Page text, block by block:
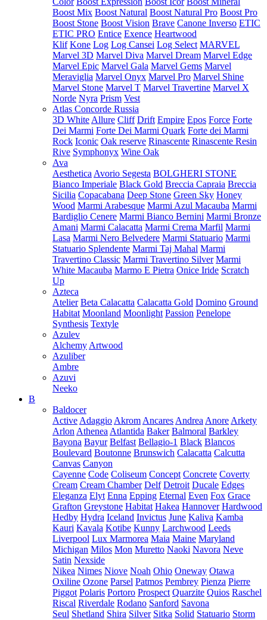
Boost Mix Boost Natural Boost Natural Pro Boost Pro
Boost Stone Boost Vision Brave Canone Inverso ETIC
ETIC PRO Entice Exence Heartwood
Klif Kone Log Log Cansei Log Select MARVEL
Marvel 3D Marvel Diva Marvel Dream Marvel Edge
Marvel Epic Marvel Gala Marvel Gems Marvel
Meraviglia Marvel Onyx Marvel Pro Marvel Shine
Marvel Stone Marvel T Marvel Travertine Marvel X
Norde Nyra Prism Vest
Atlas Concorde Russia
3D White Allure Cliff Drift Empire Epos Force Forte
Dei Marmi Forte Dei Marmi Quark Forte dei Marmi
Rock Iconic Oak reserve Rinascente Rinascente Resin
Rive Symphonyx Wine Oak
Ava
Aesthetica Avorio Segesta BOLGHERI STONE
Bianco Imperiale Black Gold Breccia Capraia Breccia
Sicilia Copacabana Deep Stone Green Sky Honey
Wood Marmi Arabesque Marmi Azul Macauba Marmi
Bardiglio Cenere Marmi Bianco Bernini Marmi Bronze
Amani Marmi Calacatta Marmi Crema Marfil Marmi
Lasa Marmi Nero Belvedere Marmi Statuario Marmi
Statuario Splendente Marmi Taj Mahal Marmi
Travertino Classic Marmi Travertino Silver Marmi
White Macauba Marmo E Pietra Onice Iride Scratch
Up
Azteca
Atelier Beta Calacatta Calacatta Gold Domino Ground
Habitat Moonland Moonlight Passion Penelope
Synthesis Textyle
Azulev
Alchemy Artwood
Azuliber
Ambre
Azuvi
Neeko
B
Baldocer
Active Adaggio Akrom Ancares Andrea Anore Arkety
Arlon Athenea Atlantida Baker Balmoral Barkley
Bayona Bayur Belfast Bellagio-1 Black Blancos
Boulevard Boutonne Brunswich Calacatta Calcutta
Canvas Canyon
Cayenne Code Coliseum Concept Concrete Coverty
Cream Cream Chamber Delf Detroit Ducale Edges
Eleganza Elyt Enna Epping Eternal Even Fox Grace
Grafton Greystone Habitat Hakea Hannover Hardwood
Hedby Hydra Iceland Invictus June Kaliva Kamba
Kauri Kavala Kotibe Kunny Larchwood Leeds
Liverpool Lux Marmorea Maia Maine Maryland
Michigan Milos Mon Muretto Naoki Navora Neve
Satin Nexside
Nikea Nimes Niove Noah Ohio Oneway Otawa
Oxiline Ozone Parsel Patmos Pembrey Pienza Pierre
Piggot Polaris Portoro Prospect Quarzite Quios Raschel
Riscal Riverdale Rodano Sanford Savona
Seul Shetland Shira Silver Sitka Solid Statuario Storm